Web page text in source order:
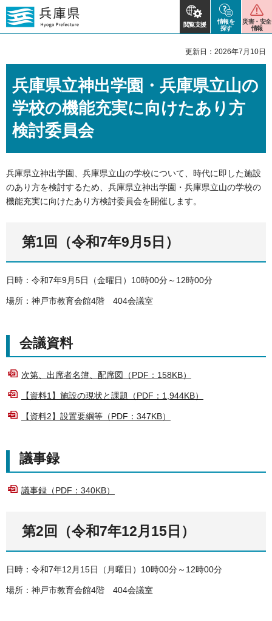
閲覧支援
情報を
探す
災害・安全
情報
更新日：2026年7月10日
兵庫県立神出学園・兵庫県立山の
学校の機能充実に向けたあり方
検討委員会
兵庫県立神出学園、兵庫県立山の学校について、時代に即した施設
のあり方を検討するため、兵庫県立神出学園・兵庫県立山の学校の
機能充実に向けたあり方検討委員会を開催します。
第1回（令和7年9月5日）
日時：令和7年9月5日（金曜日）10時00分～12時00分
場所：神戸市教育会館4階 404会議室
会議資料
次第、出席者名簿、配席図（PDF：158KB）
【資料1】施設の現状と課題（PDF：1,944KB）
【資料2】設置要綱等（PDF：347KB）
議事録
議事録（PDF：340KB）
第2回（令和7年12月15日）
日時：令和7年12月15日（月曜日）10時00分～12時00分
場所：神戸市教育会館4階 404会議室